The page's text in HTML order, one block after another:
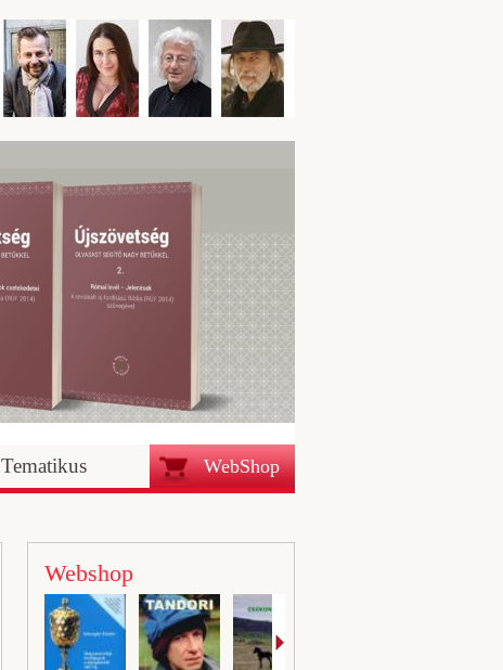
WebShop
Tematikus
Webshop